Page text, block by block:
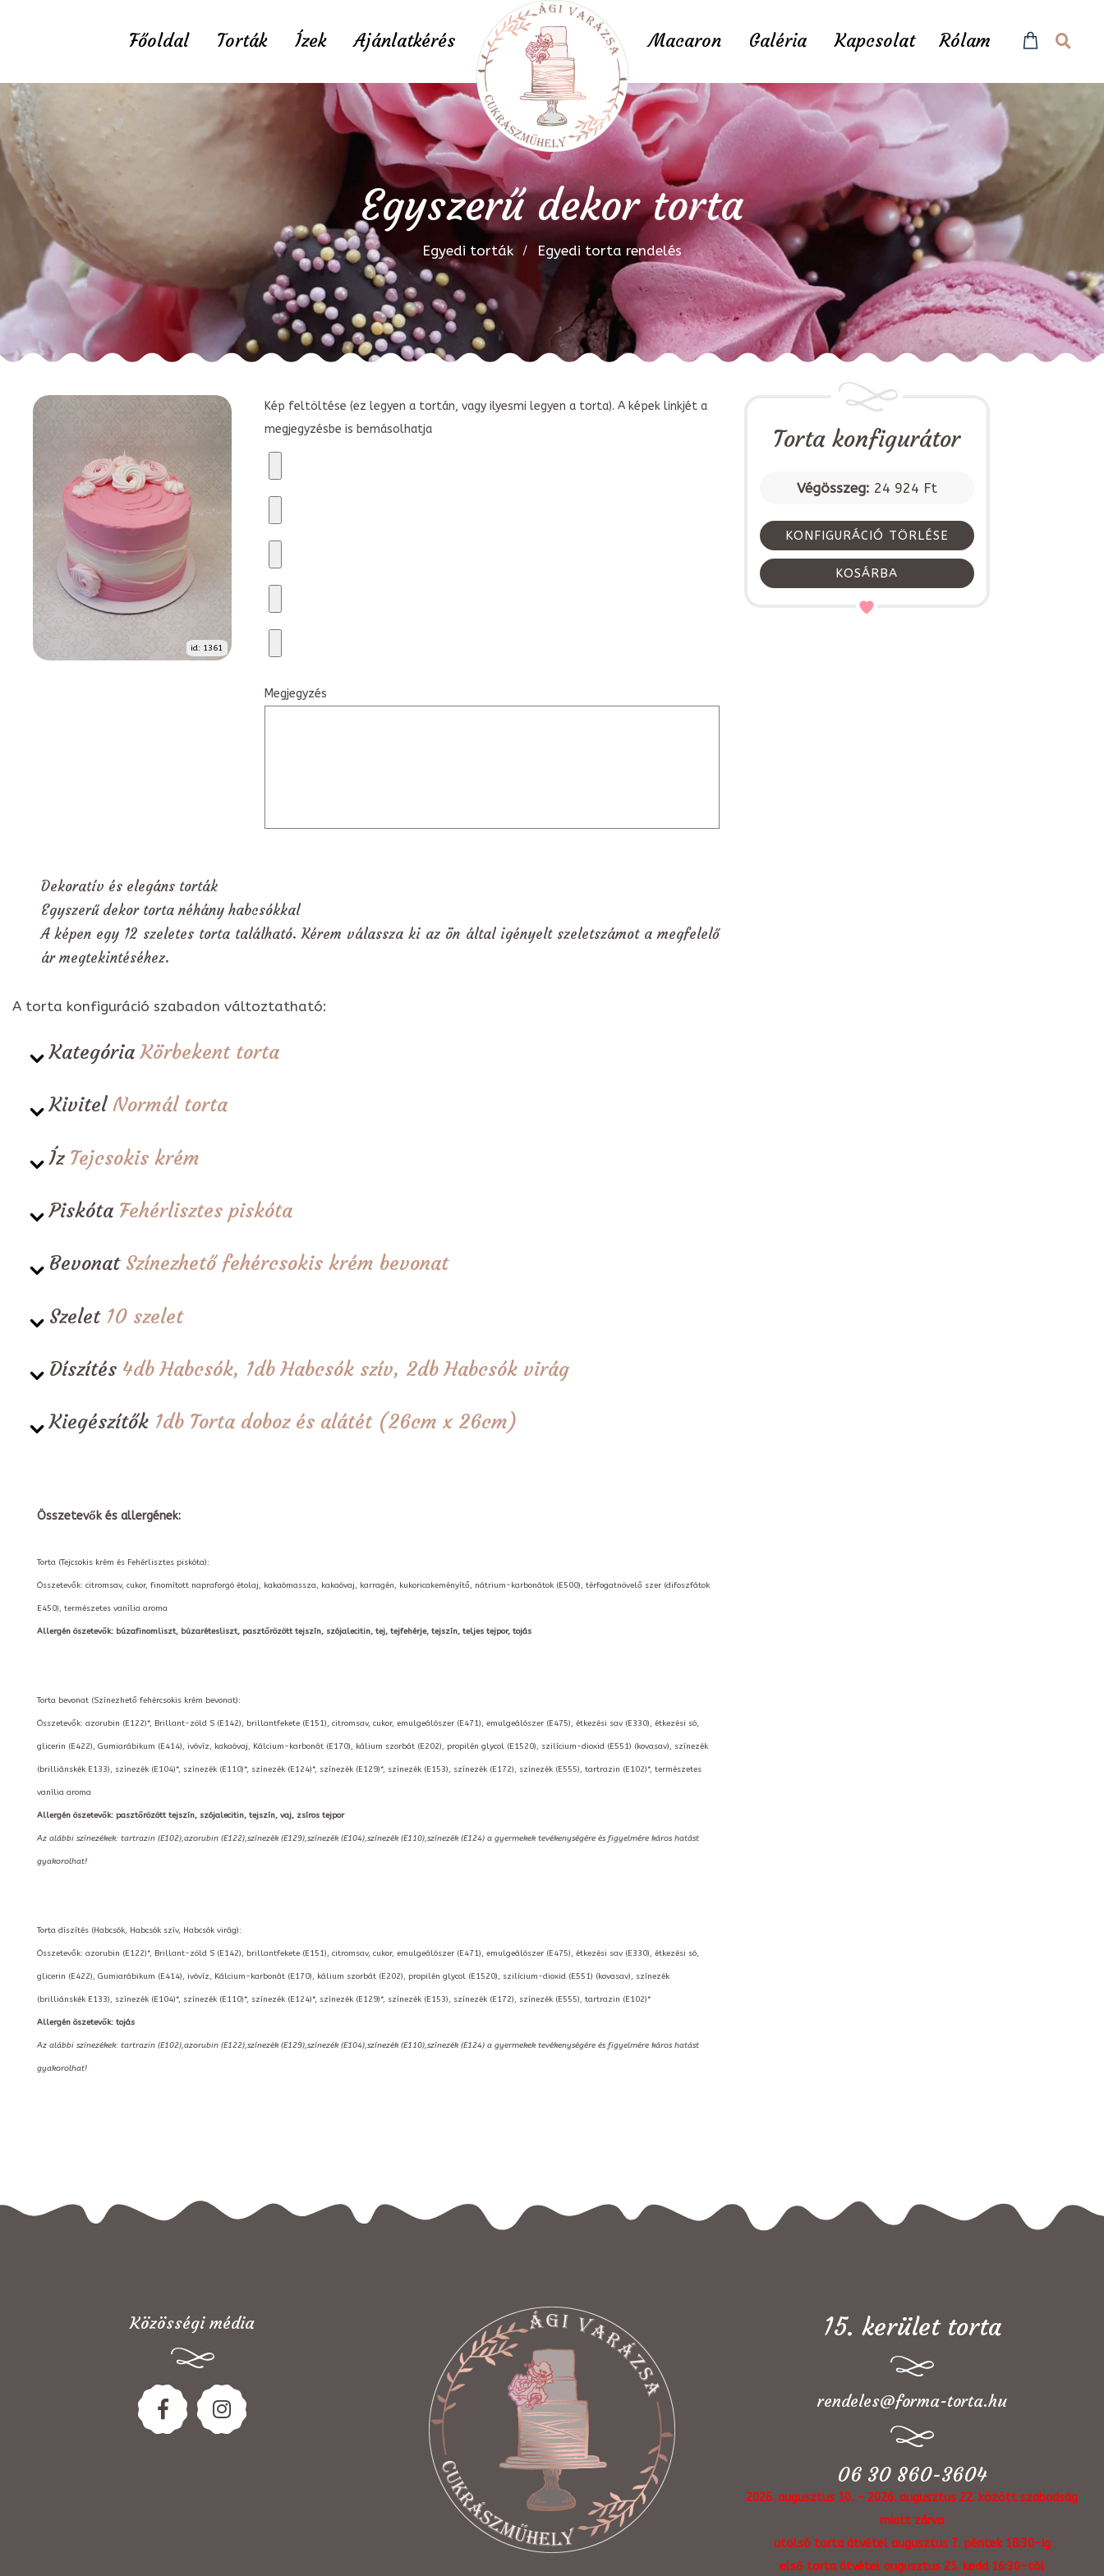
Főoldal Torták Ízek Ajánlatkérés Macaron Galéria Kapcsolat Rólam
Egyszerű dekor torta
Egyedi torták Egyedi torta rendelés
id: 1361
Kép feltöltése (ez legyen a tortán, vagy ilyesmi legyen a torta). A képek linkjét a
megjegyzésbe is bemásolhatja
Megjegyzés
Dekoratív és elegáns torták
Egyszerű dekor torta néhány habcsókkal
A képen egy 12 szeletes torta található. Kérem válassza ki az ön által igényelt szeletszámot a megfelelő
ár megtekintéséhez.
A torta konfiguráció szabadon változtatható:
KategóriaKörbekent torta
Kivitel Normál torta
Íz Tejcsokis krém
Piskóta Fehérlisztes piskóta
Bevonat Színezhető fehércsokis krém bevonat
Szelet 10 szelet
Díszítés 4db Habcsók, 1db Habcsók szív, 2db Habcsók virág
Kiegészítők 1db Torta doboz és alátét (26cm x 26cm)
Torta konfigurátor
Végösszeg: 24 924 Ft
KONFIGURÁCIÓ TÖRLÉSE
KOSÁRBA
Összetevők és allergének:
Torta (Tejcsokis krém és Fehérlisztes piskóta):
Összetevők: citromsav, cukor, finomított napraforgó étolaj, kakaómassza, kakaóvaj, karragén, kukoricakeményítő, nátrium-karbonátok (E500), térfogatnövelő szer (difoszfátok
E450), természetes vanília aroma
Allergén öszetevők: búzafinomliszt, búzarétesliszt, pasztőrözött tejszín, szójalecitin, tej, tejfehérje, tejszín, teljes tejpor, tojás
Torta bevonat (Színezhető fehércsokis krém bevonat):
Összetevők: azorubin (E122)*, Brillant-zöld S (E142), brillantfekete (E151), citromsav, cukor, emulgeálószer (E471), emulgeálószer (E475), étkezési sav (E330), étkezési só,
glicerin (E422), Gumiarábikum (E414), ivóvíz, kakaóvaj, Kálcium-karbonát (E170), kálium szorbát (E202), propilén glycol (E1520), szilícium-dioxid (E551) (kovasav), színezék
(brilliánskék E133), színezék (E104)*, színezék (E110)*, színezék (E124)*, színezék (E129)*, színezék (E153), színezék (E172), színezék (E555), tartrazin (E102)*, természetes
vanília aroma
Allergén öszetevők: pasztőrözött tejszín, szójalecitin, tejszín, vaj, zsíros tejpor
Az alábbi színezékek: tartrazin (E102),azorubin (E122),színezék (E129),színezék (E104),színezék (E110),színezék (E124) a gyermekek tevékenységére és figyelmére káros hatást
gyakorolhat!
Torta díszítés (Habcsók, Habcsók szív, Habcsók virág):
Összetevők: azorubin (E122)*, Brillant-zöld S (E142), brillantfekete (E151), citromsav, cukor, emulgeálószer (E471), emulgeálószer (E475), étkezési sav (E330), étkezési só,
glicerin (E422), Gumiarábikum (E414), ivóvíz, Kálcium-karbonát (E170), kálium szorbát (E202), propilén glycol (E1520), szilícium-dioxid (E551) (kovasav), színezék
(brilliánskék E133), színezék (E104)*, színezék (E110)*, színezék (E124)*, színezék (E129)*, színezék (E153), színezék (E172), színezék (E555), tartrazin (E102)*
Allergén öszetevők: tojás
Az alábbi színezékek: tartrazin (E102),azorubin (E122),színezék (E129),színezék (E104),színezék (E110),színezék (E124) a gyermekek tevékenységére és figyelmére káros hatást
gyakorolhat!
Közösségi média 15. kerület torta
rendeles@forma-torta.hu
06 30 860-3604
2026. augusztus 10. - 2026. augusztus 22. között szabadság
miatt zárva
utolsó torta átvétel augusztus 7. péntek 18:30-ig
első torta átvétel augusztus 25. kedd 16:30-tól